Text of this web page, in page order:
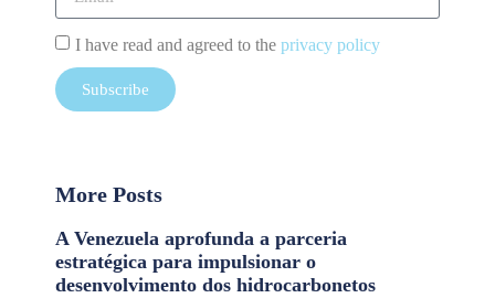
I have read and agreed to the privacy policy
Subscribe
More Posts
A Venezuela aprofunda a parceria
estratégica para impulsionar o
desenvolvimento dos hidrocarbonetos